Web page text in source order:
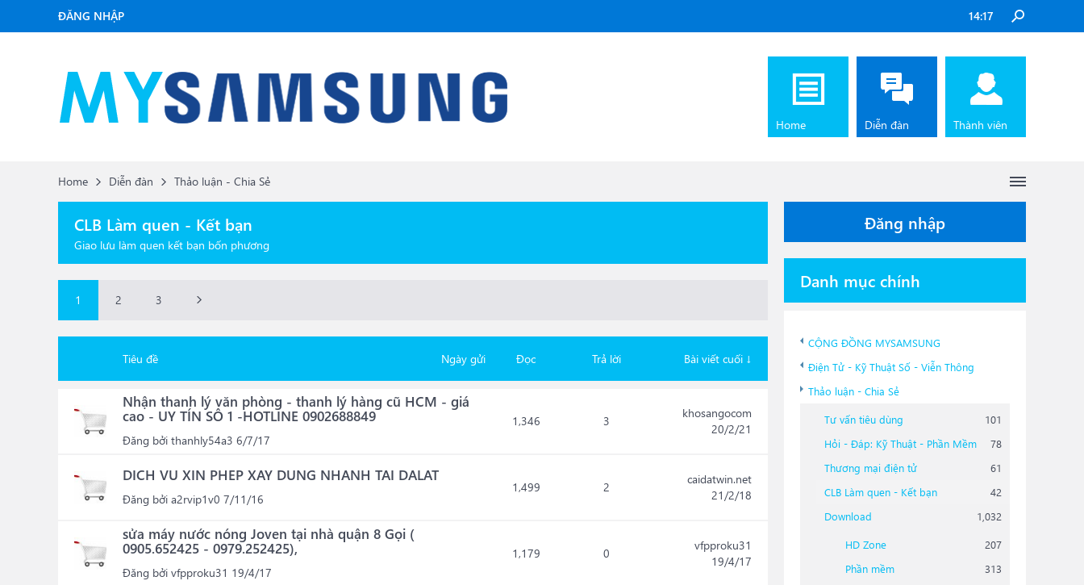
Home Diễn đàn Thảo luận - Chia Sẻ
CLB Làm quen - Kết bạn
Giao lưu làm quen kết bạn bốn phương
1 2 3
Tiêu đề Ngày gửi Đọc Trả lời Bài viết cuối ↓
Nhận thanh lý văn phòng - thanh lý hàng cũ HCM - giá
cao - UY TÍN SÔ 1 -HOTLINE 0902688849
Đăng bởi thanhly54a3 6/7/17
1,346 3
khosangocom
20/2/21
DICH VU XIN PHEP XAY DUNG NHANH TAI DALAT
Đăng bởi a2rvip1v0 7/11/16
1,499 2
caidatwin.net
21/2/18
sửa máy nước nóng Joven tại nhà quận 8 Gọi (
0905.652425 - 0979.252425),
Đăng bởi vfpproku31 19/4/17
1,179 0
vfpproku31
19/4/17
Đăng nhập
Danh mục chính
CỘNG ĐỒNG MYSAMSUNG
Điện Tử - Kỹ Thuật Số - Viễn Thông
Thảo luận - Chia Sẻ
Tư vấn tiêu dùng
101
Hỏi - Đáp: Kỹ Thuật - Phần Mềm
78
Thương mại điện tử
61
CLB Làm quen - Kết bạn
42
Download
1,032
HD Zone
207
Phần mềm
313
ĐĂNG NHẬP 14:17
Home Diễn đàn Thành viên